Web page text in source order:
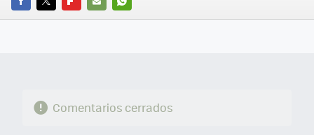
FACEBOOK
TWITTERFLIPBOARD
E-
WHATSAPP
Comentarios cerrados